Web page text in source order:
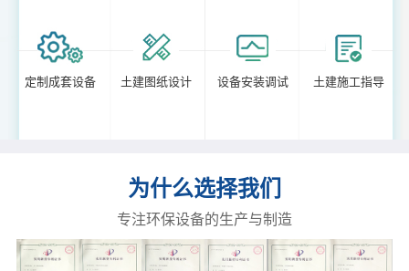
定制成套设备 土建图纸设计 设备安装调试 土建施工指导
为什么选择我们
专注环保设备的生产与制造